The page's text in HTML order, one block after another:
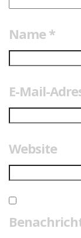
Name *
E-Mail-
Website